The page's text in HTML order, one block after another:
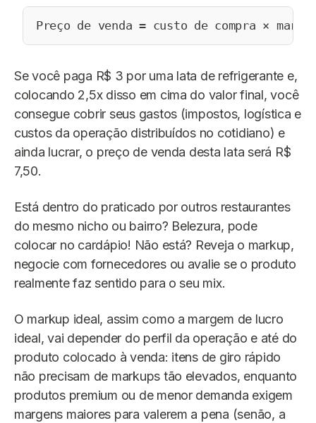
Preço de venda = custo de compra ×
Se você paga R$ 3 por uma lata de refrigerante e,
colocando 2,5x disso em cima do valor final, você
consegue cobrir seus gastos (impostos, logística e
custos da operação distribuídos no cotidiano) e
ainda lucrar, o preço de venda desta lata será R$
7,50.
Está dentro do praticado por outros restaurantes
do mesmo nicho ou bairro? Belezura, pode
colocar no cardápio! Não está? Reveja o markup,
negocie com fornecedores ou avalie se o produto
realmente faz sentido para o seu mix.
O markup ideal, assim como a margem de lucro
ideal, vai depender do perfil da operação e até do
produto colocado à venda: itens de giro rápido
não precisam de markups tão elevados, enquanto
produtos premium ou de menor demanda exigem
margens maiores para valerem a pena (senão, a